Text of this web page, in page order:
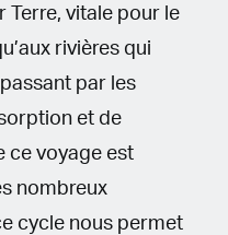
Terre, vitale pour le
rivières qui
par les
et de
ce voyage est
nombreux
cycle nous permet